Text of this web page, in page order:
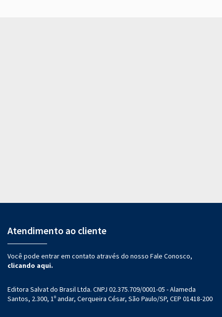
Atendimento ao cliente
Você pode entrar em contato através do nosso Fale Conosco,
clicando aqui.
Editora Salvat do Brasil Ltda. CNPJ 02.375.709/0001-05 - Alameda
Santos, 2.300, 1º andar, Cerqueira César, São Paulo/SP, CEP 01418-200